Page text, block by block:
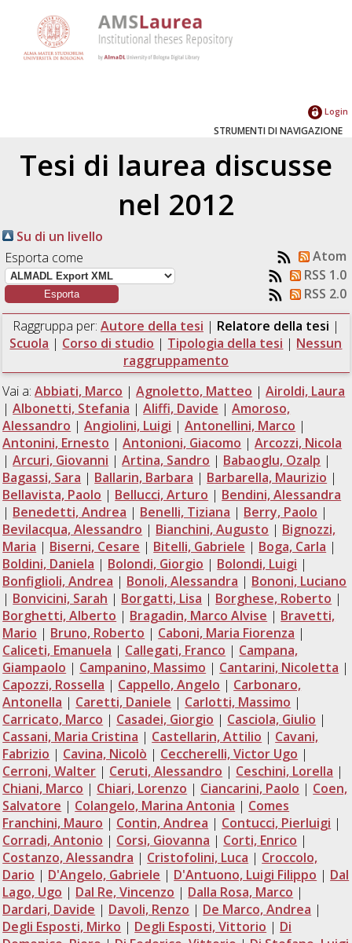
Login
STRUMENTI DI NAVIGAZIONE
Tesi di laurea discusse
nel 2012
Su di un livello
Esporta come
Atom
RSS 1.0
RSS 2.0
Raggruppa per: Autore della tesi | Relatore della tesi |
Scuola | Corso di studio | Tipologia della tesi | Nessun
raggruppamento
Vai a:Abbiati, Marco |Agnoletto, Matteo |Airoldi, Laura
|Albonetti, Stefania |Aliffi, Davide |Amoroso,
Alessandro |Angiolini, Luigi |Antonellini, Marco |
Antonini, Ernesto |Antonioni, Giacomo |Arcozzi, Nicola
|Arcuri, Giovanni |Artina, Sandro | Babaoglu, Ozalp |
Bagassi, Sara | Ballarin, Barbara | Barbarella, Maurizio |
Bellavista, Paolo | Bellucci, Arturo | Bendini, Alessandra
| Benedetti, Andrea | Benelli, Tiziana | Berry, Paolo |
Bevilacqua, Alessandro | Bianchini, Augusto | Bignozzi,
Maria | Biserni, Cesare | Bitelli, Gabriele | Boga, Carla |
Boldini, Daniela | Bolondi, Giorgio | Bolondi, Luigi |
Bonfiglioli, Andrea | Bonoli, Alessandra | Bononi, Luciano
| Bonvicini, Sarah | Borgatti, Lisa | Borghese, Roberto |
Borghetti, Alberto | Bragadin, Marco Alvise | Bravetti,
Mario | Bruno, Roberto | Caboni, Maria Fiorenza |
Caliceti, Emanuela | Callegati, Franco | Campana,
Giampaolo | Campanino, Massimo | Cantarini, Nicoletta |
Capozzi, Rossella | Cappello, Angelo | Carbonaro,
Antonella | Caretti, Daniele | Carlotti, Massimo |
Carricato, Marco | Casadei, Giorgio | Casciola, Giulio |
Cassani, Maria Cristina | Castellarin, Attilio | Cavani,
Fabrizio | Cavina, Nicolò | Ceccherelli, Victor Ugo |
Cerroni, Walter | Ceruti, Alessandro | Ceschini, Lorella |
Chiani, Marco | Chiari, Lorenzo | Ciancarini, Paolo | Coen,
Salvatore | Colangelo, Marina Antonia | Comes
Franchini, Mauro | Contin, Andrea | Contucci, Pierluigi |
Corradi, Antonio | Corsi, Giovanna | Corti, Enrico |
Costanzo, Alessandra | Cristofolini, Luca | Croccolo,
Dario | D'Angelo, Gabriele | D'Antuono, Luigi Filippo | Dal
Lago, Ugo | Dal Re, Vincenzo | Dalla Rosa, Marco |
Dardari, Davide | Davoli, Renzo | De Marco, Andrea |
Degli Esposti, Mirko | Degli Esposti, Vittorio | Di